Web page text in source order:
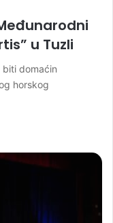
u Tuzli
biti domaćin
horskog